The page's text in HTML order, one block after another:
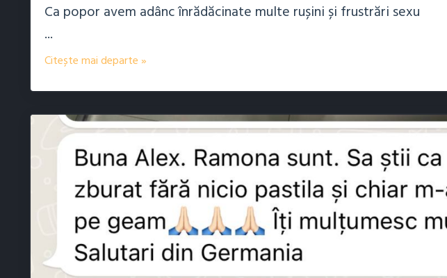
Ca popor avem adânc înrădăcinate multe rușini și frustrări sexu
...
Citește mai departe »